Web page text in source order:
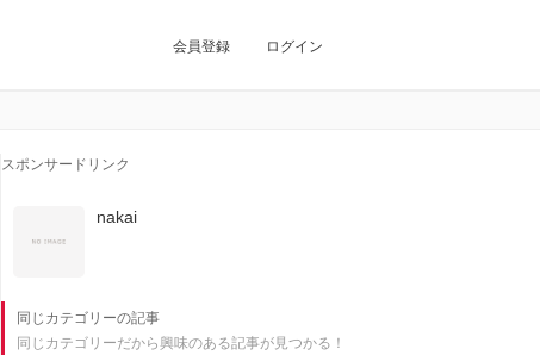
会員登録 ログイン
スポンサードリンク
nakai
同じカテゴリーの記事
同じカテゴリーだから興味のある記事が見つかる！